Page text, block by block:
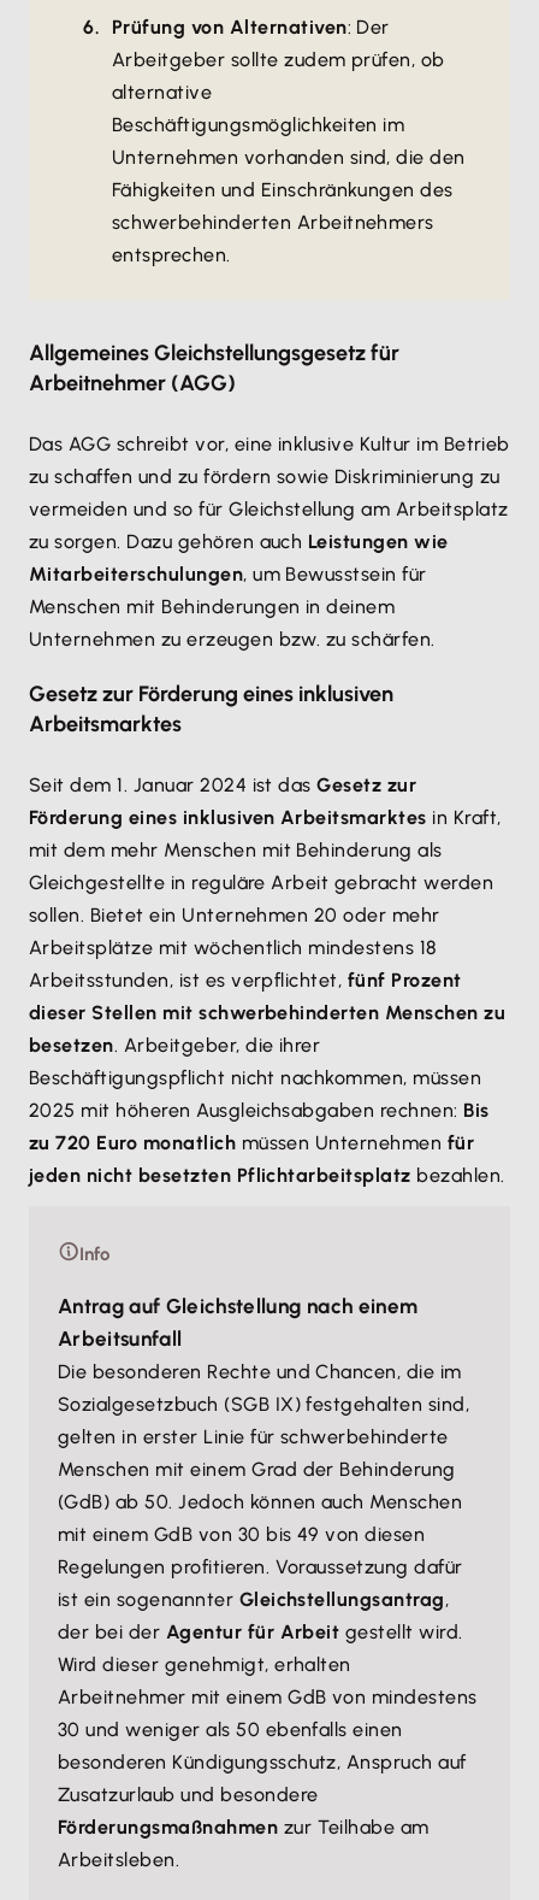
Prüfung von Alternativen: Der
Arbeitgeber sollte zudem prüfen, ob
alternative
Beschäftigungsmöglichkeiten im
Unternehmen vorhanden sind, die den
Fähigkeiten und Einschränkungen des
schwerbehinderten Arbeitnehmers
entsprechen.
Allgemeines Gleichstellungsgesetz für
Arbeitnehmer (AGG)
Das AGG schreibt vor, eine inklusive Kultur im Betrieb
zu schaffen und zu fördern sowie Diskriminierung zu
vermeiden und so für Gleichstellung am Arbeitsplatz
zu sorgen. Dazu gehören auch Leistungen wie
Mitarbeiterschulungen, um Bewusstsein für
Menschen mit Behinderungen in deinem
Unternehmen zu erzeugen bzw. zu schärfen.
Gesetz zur Förderung eines inklusiven
Arbeitsmarktes
Seit dem 1. Januar 2024 ist dasGesetz zur
Förderung eines inklusiven Arbeitsmarktes in Kraft,
mit dem mehr Menschen mit Behinderung als
Gleichgestellte in reguläre Arbeit gebracht werden
sollen. Bietet ein Unternehmen 20 oder mehr
Arbeitsplätze mit wöchentlich mindestens 18
Arbeitsstunden, ist es verpflichtet, fünf Prozent
dieser Stellen mit schwerbehinderten Menschen zu
besetzen. Arbeitgeber, die ihrer
Beschäftigungspflicht nicht nachkommen, müssen
2025 mit höheren Ausgleichsabgaben rechnen: Bis
zu 720 Euro monatlich müssen Unternehmen für
jeden nicht besetzten Pflichtarbeitsplatz bezahlen.
Info
Antrag auf Gleichstellung nach einem
Arbeitsunfall
Die besonderen Rechte und Chancen, die im
Sozialgesetzbuch (SGB IX) festgehalten sind,
gelten in erster Linie für schwerbehinderte
Menschen mit einem Grad der Behinderung
(GdB) ab 50. Jedoch können auch Menschen
mit einem GdB von 30 bis 49 von diesen
Regelungen profitieren. Voraussetzung dafür
ist ein sogenannter Gleichstellungsantrag,
der bei der Agentur für Arbeit gestellt wird.
Wird dieser genehmigt, erhalten
Arbeitnehmer mit einem GdB von mindestens
30 und weniger als 50 ebenfalls einen
besonderen Kündigungsschutz, Anspruch auf
Zusatzurlaub und besondere
Förderungsmaßnahmen zur Teilhabe am
Arbeitsleben.